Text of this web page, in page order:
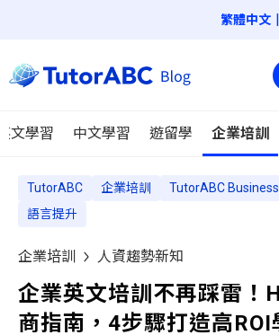
|
文學習 中文學習 遊留學 企業培訓
TutorABC 企業培訓 TutorABC Business
語言提升
企業培訓 人資趨勢新知
企業英文培訓不再踩雷！
商指南，4步驟打造高ROI